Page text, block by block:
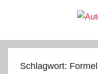
Autonews-
123.de
Schlagwort: